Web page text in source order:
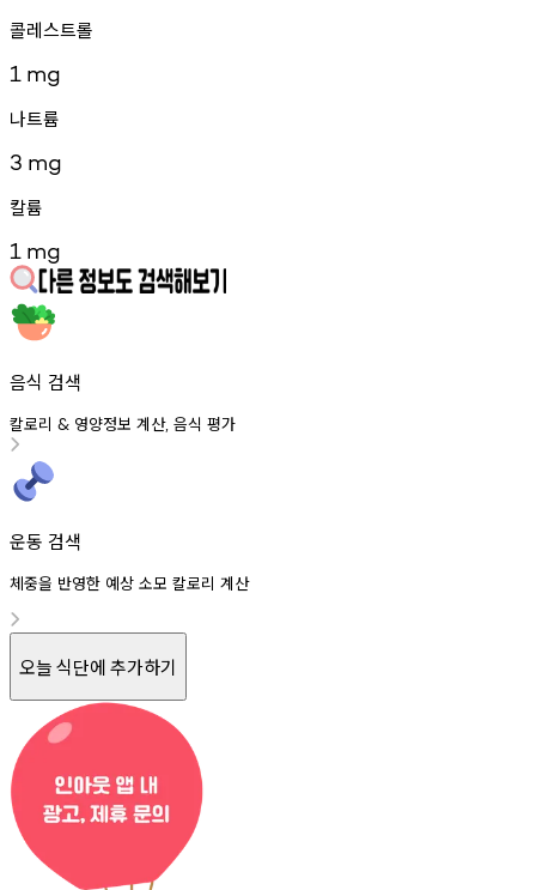
콜레스트롤
1 mg
나트륨
3 mg
칼륨
1 mg
음식 검색
칼로리 & 영양정보 계산, 음식 평가
운동 검색
체중을 반영한 예상 소모 칼로리 계산
오늘 식단에 추가하기